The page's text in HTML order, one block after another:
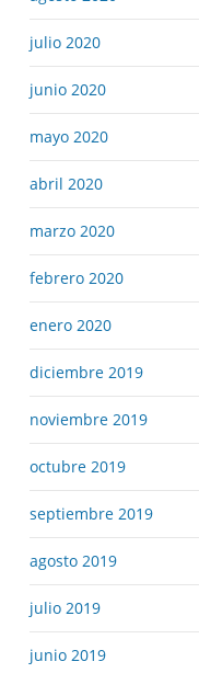
julio 2020
junio 2020
mayo 2020
abril 2020
marzo 2020
febrero 2020
enero 2020
diciembre 2019
noviembre 2019
octubre 2019
septiembre 2019
agosto 2019
julio 2019
junio 2019